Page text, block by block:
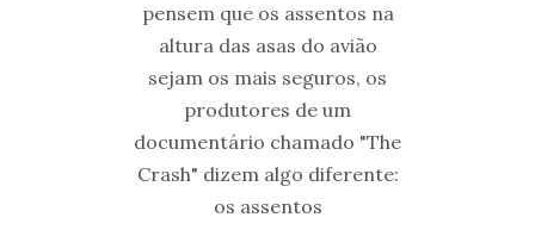
pensem que os assentos na
altura das asas do avião
sejam os mais seguros, os
produtores de um
documentário chamado "The
Crash" dizem algo diferente:
os assentos